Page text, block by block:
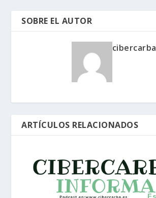
SOBRE EL AUTOR
cibercarba
ARTÍCULOS RELACIONADOS